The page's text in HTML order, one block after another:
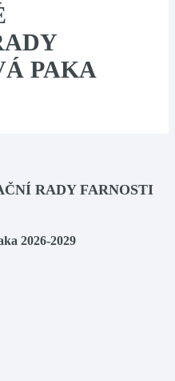
PAKA
RADY FARNOSTI
2026-2029